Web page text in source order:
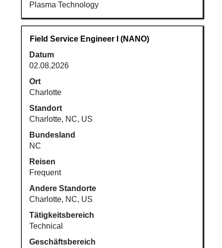
Plasma Technology
Stellenbezeichnung
Field Service Engineer I (NANO)
Datum
02.08.2026
Ort
Charlotte
Standort
Charlotte, NC, US
Bundesland
NC
Reisen
Frequent
Andere Standorte
Charlotte, NC, US
Tätigkeitsbereich
Technical
Geschäftsbereich
Drücken
Sie
die
Leertaste,
um
die
Stelleninformationen
vollständig
anzuzeigen.